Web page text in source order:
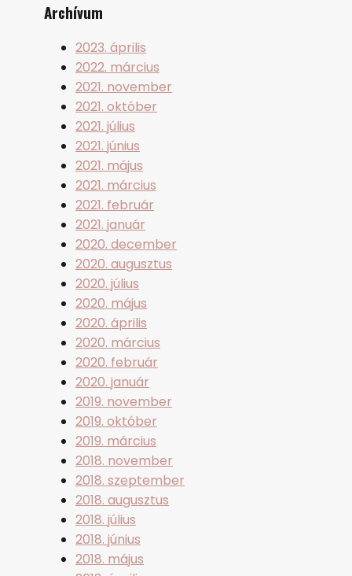
Archívum
2023. április
2022. március
2021. november
2021. október
2021. július
2021. június
2021. május
2021. március
2021. február
2021. január
2020. december
2020. augusztus
2020. július
2020. május
2020. április
2020. március
2020. február
2020. január
2019. november
2019. október
2019. március
2018. november
2018. szeptember
2018. augusztus
2018. július
2018. június
2018. május